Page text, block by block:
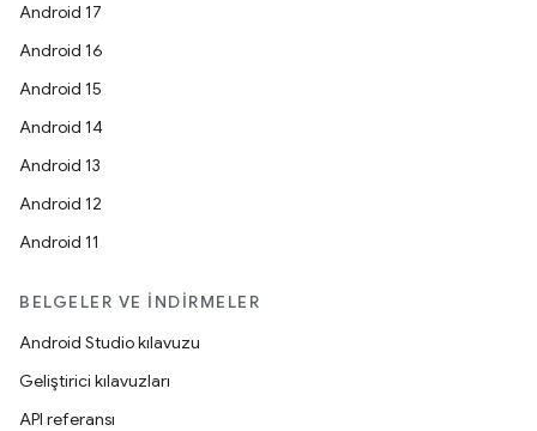
Android 17
Android 16
Android 15
Android 14
Android 13
Android 12
Android 11
BELGELER VE İNDIRMELER
Android Studio kılavuzu
Geliştirici kılavuzları
API referansı